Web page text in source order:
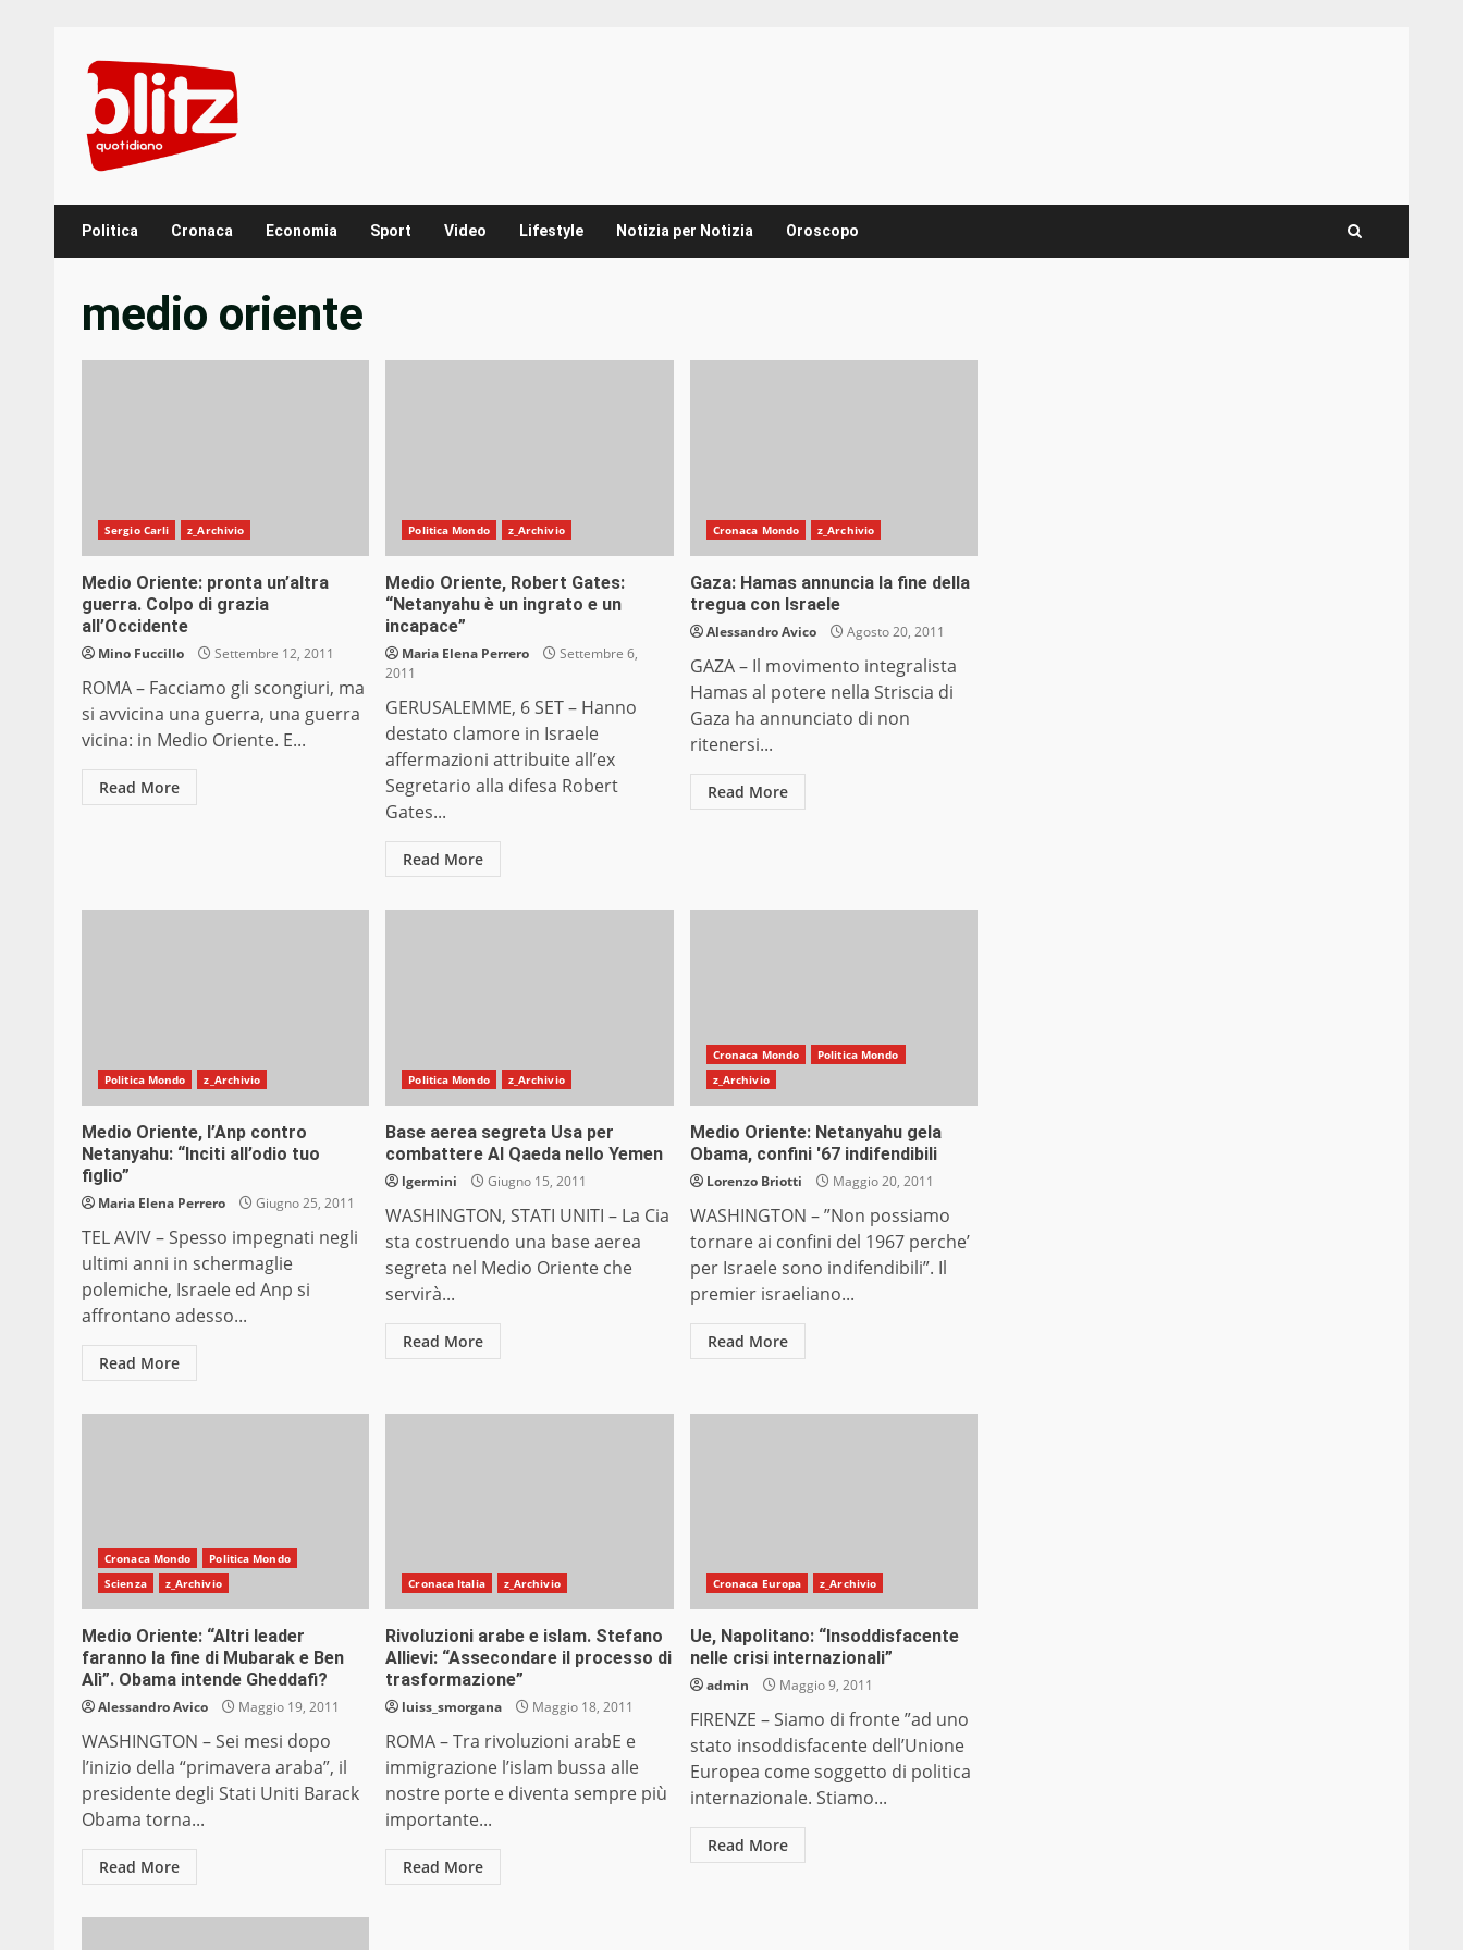
content
Politica Cronaca Economia Sport Video Lifestyle Notizia per Notizia Oroscopo
medio oriente
Sergio Carli z_Archivio
Medio Oriente: pronta un’altra
guerra. Colpo di grazia
all’Occidente
Mino Fuccillo Settembre 12, 2011
ROMA – Facciamo gli scongiuri, ma
si avvicina una guerra, una guerra
vicina: in Medio Oriente. E...
Read More
Politica Mondo z_Archivio
Medio Oriente, Robert Gates:
“Netanyahu è un ingrato e un
incapace”
Maria Elena Perrero
Settembre 6,
2011
GERUSALEMME, 6 SET – Hanno
destato clamore in Israele
affermazioni attribuite all’ex
Segretario alla difesa Robert
Gates...
Read More
Cronaca Mondo z_Archivio
Gaza: Hamas annuncia la fine della
tregua con Israele
Alessandro Avico Agosto 20, 2011
GAZA – Il movimento integralista
Hamas al potere nella Striscia di
Gaza ha annunciato di non
ritenersi...
Read More
Politica Mondo z_Archivio
Medio Oriente, l’Anp contro
Netanyahu: “Inciti all’odio tuo
figlio”
Maria Elena Perrero Giugno 25, 2011
TEL AVIV – Spesso impegnati negli
ultimi anni in schermaglie
polemiche, Israele ed Anp si
affrontano adesso...
Read More
Politica Mondo z_Archivio
Base aerea segreta Usa per
combattere Al Qaeda nello Yemen
lgermini Giugno 15, 2011
WASHINGTON, STATI UNITI – La Cia
sta costruendo una base aerea
segreta nel Medio Oriente che
servirà...
Read More
Cronaca Mondo
Politica Mondo
z_Archivio
Medio Oriente: Netanyahu gela
Obama, confini '67 indifendibili
Lorenzo Briotti Maggio 20, 2011
WASHINGTON – ”Non possiamo
tornare ai confini del 1967 perche’
per Israele sono indifendibili”. Il
premier israeliano...
Read More
Cronaca Mondo
Politica Mondo
Scienza
z_Archivio
Medio Oriente: “Altri leader
faranno la fine di Mubarak e Ben
Alì”. Obama intende Gheddafi?
Alessandro Avico Maggio 19, 2011
WASHINGTON – Sei mesi dopo
l’inizio della “primavera araba”, il
presidente degli Stati Uniti Barack
Obama torna...
Read More
Cronaca Italia z_Archivio
Rivoluzioni arabe e islam. Stefano
Allievi: “Assecondare il processo di
trasformazione”
luiss_smorgana Maggio 18, 2011
ROMA – Tra rivoluzioni arabE e
immigrazione l’islam bussa alle
nostre porte e diventa sempre più
importante...
Read More
Cronaca Europa z_Archivio
Ue, Napolitano: “Insoddisfacente
nelle crisi internazionali”
admin Maggio 9, 2011
FIRENZE – Siamo di fronte ”ad uno
stato insoddisfacente dell’Unione
Europea come soggetto di politica
internazionale. Stiamo...
Read More